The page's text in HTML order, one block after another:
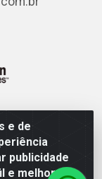
e de
publicidade
e melhorar a
Filho, 1525 -
000 - CNPJ